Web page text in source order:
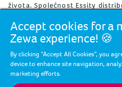
života. Společnost Essity
jakož i pod dalšími
Actimove, Cutimed, JOBST,
Libresse, Lotus, Modibodi,
Organic a Zewa. V roce 2023
výši přibližně 147 miliard SEK
zaměstnávala 36 000 lidí. Sídlo
Accept cookies for a
Zewa experience! 🍪
By clicking “Accept All Cookies”, you
device to enhance site navigation,
marketing efforts.